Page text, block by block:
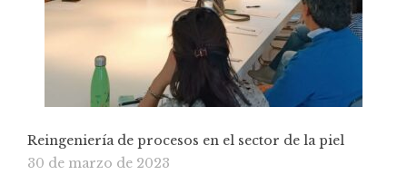
Reingeniería de procesos en el sector de la piel
30 de marzo de 2023